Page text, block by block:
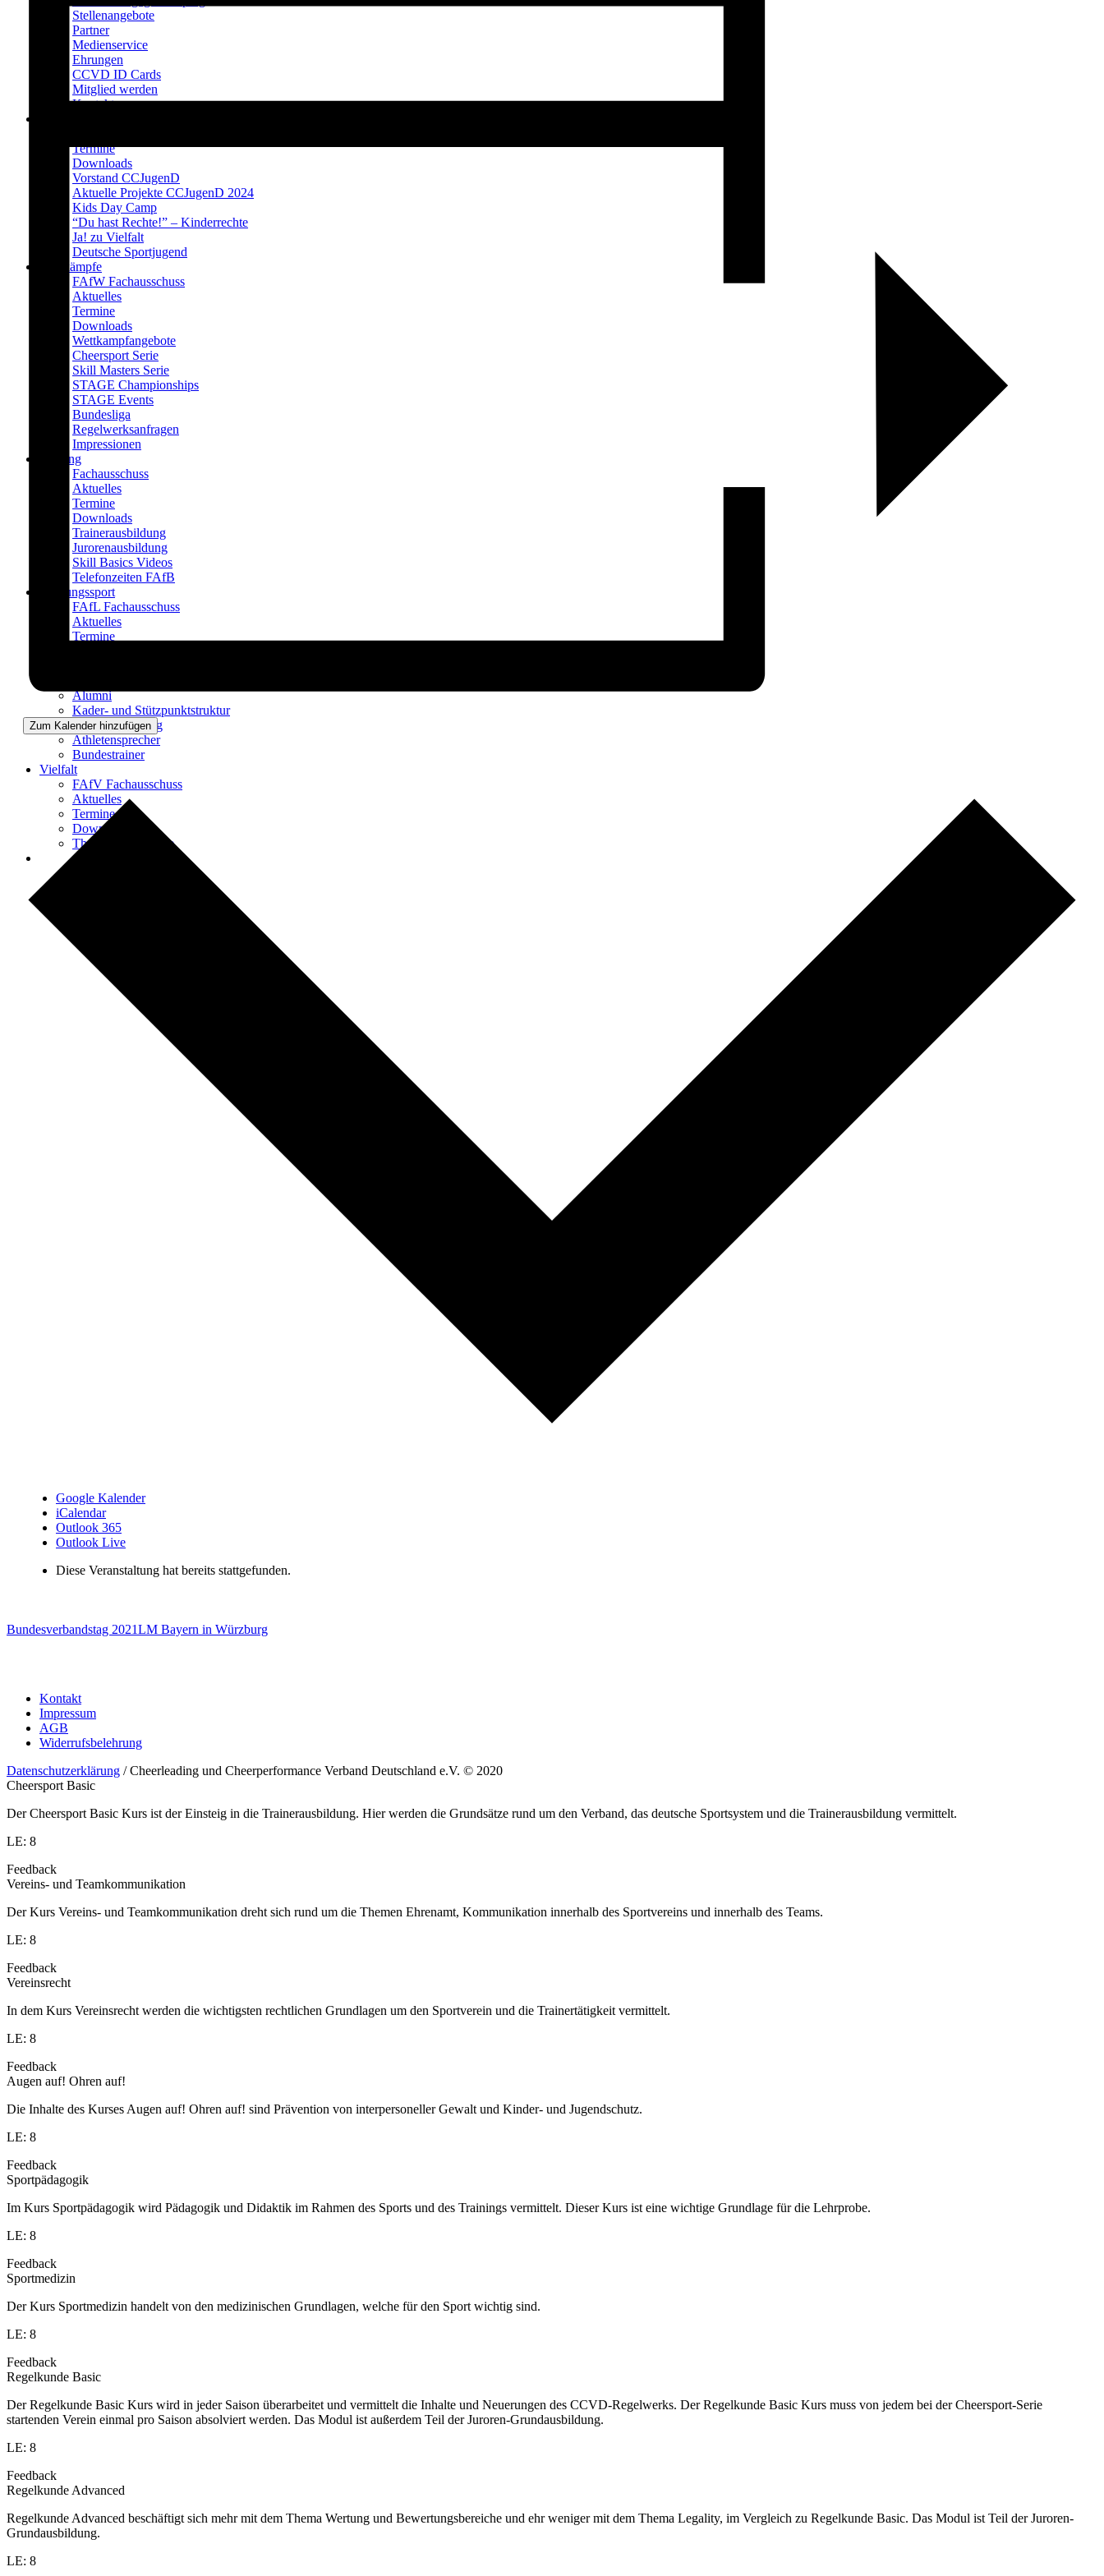
Stellenangebote
Partner
Medienservice
Ehrungen
CCVD ID Cards
Mitglied werden
Kontakt
Termine
Downloads
Vorstand CCJugenD
Aktuelle Projekte CCJugenD 2024
Kids Day Camp
“Du hast Rechte!” – Kinderrechte
Ja! zu Vielfalt
Deutsche Sportjugend
Wettkämpfe
FAfW Fachausschuss
Aktuelles
Termine
Downloads
Wettkampfangebote
Cheersport Serie
Skill Masters Serie
STAGE Championships
STAGE Events
Bundesliga
Regelwerksanfragen
Impressionen
Bildung
Fachausschuss
Aktuelles
Termine
Downloads
Trainerausbildung
Jurorenausbildung
Skill Basics Videos
Telefonzeiten FAfB
Leistungssport
FAfL Fachausschuss
Aktuelles
Termine
Alumni
Kader- und Stützpunktstruktur
Kaderbewerbung
Athletensprecher
Bundestrainer
Vielfalt
FAfV Fachausschuss
Aktuelles
Termine
Downloads
Themen & Projekte
Zum Kalender hinzufügen
Google Kalender
iCalendar
Outlook 365
Outlook Live
Diese Veranstaltung hat bereits stattgefunden.
Bundesverbandstag 2021LM Bayern in Würzburg
Kontakt
Impressum
AGB
Widerrufsbelehrung
Datenschutzerklärung / Cheerleading und Cheerperformance Verband Deutschland e.V. © 2020
Cheersport Basic
Der Cheersport Basic Kurs ist der Einsteig in die Trainerausbildung. Hier werden die Grundsätze rund um den Verband, das deutsche Sportsystem und die Trainerausbildung vermittelt.
LE: 8
Feedback
Vereins- und Teamkommunikation
Der Kurs Vereins- und Teamkommunikation dreht sich rund um die Themen Ehrenamt, Kommunikation innerhalb des Sportvereins und innerhalb des Teams.
LE: 8
Feedback
Vereinsrecht
In dem Kurs Vereinsrecht werden die wichtigsten rechtlichen Grundlagen um den Sportverein und die Trainertätigkeit vermittelt.
LE: 8
Feedback
Augen auf! Ohren auf!
Die Inhalte des Kurses Augen auf! Ohren auf! sind Prävention von interpersoneller Gewalt und Kinder- und Jugendschutz.
LE: 8
Feedback
Sportpädagogik
Im Kurs Sportpädagogik wird Pädagogik und Didaktik im Rahmen des Sports und des Trainings vermittelt. Dieser Kurs ist eine wichtige Grundlage für die Lehrprobe.
LE: 8
Feedback
Sportmedizin
Der Kurs Sportmedizin handelt von den medizinischen Grundlagen, welche für den Sport wichtig sind.
LE: 8
Feedback
Regelkunde Basic
Der Regelkunde Basic Kurs wird in jeder Saison überarbeitet und vermittelt die Inhalte und Neuerungen des CCVD-Regelwerks. Der Regelkunde Basic Kurs muss von jedem bei der Cheersport-Serie
startenden Verein einmal pro Saison absolviert werden. Das Modul ist außerdem Teil der Juroren-Grundausbildung.
LE: 8
Feedback
Regelkunde Advanced
Regelkunde Advanced beschäftigt sich mehr mit dem Thema Wertung und Bewertungsbereiche und ehr weniger mit dem Thema Legality, im Vergleich zu Regelkunde Basic. Das Modul ist Teil der Juroren-
Grundausbildung.
LE: 8